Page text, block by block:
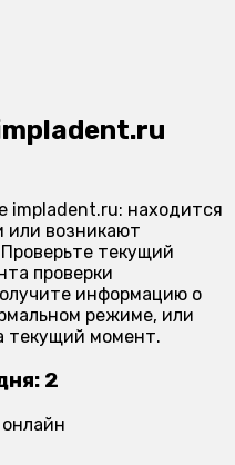
impladent.ru: находится
или возникают
текущий
проверки
информацию о
режиме, или
текущий момент.
2